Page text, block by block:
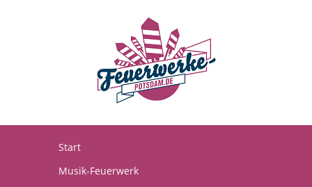
Start
Musik-Feuerwerk